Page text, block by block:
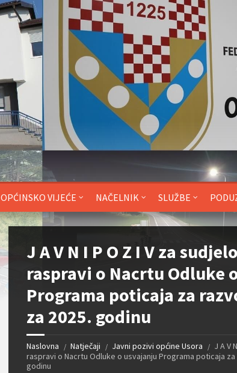
OPĆINSKO VIJEĆE NAČELNIK SLUŽBE
J A V N I P O Z I V za
raspravi o Nacrtu Odluke
Programa poticaja za
za 2025. godinu
Naslovna Natječaji Javni pozivi općine Usora
J A V
raspravi o Nacrtu Odluke o usvajanju Programa poticaja
godinu